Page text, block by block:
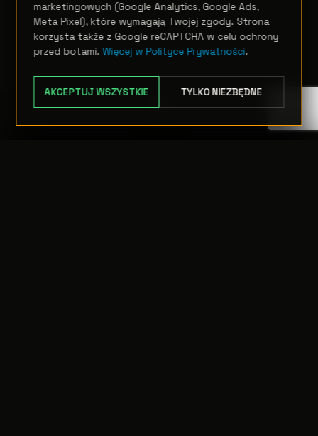
marketingowych (Google Analytics, Google Ads,
Meta Pixel), które wymagają Twojej zgody. Strona
korzysta także z Google reCAPTCHA w celu ochrony
przed botami.Więcej w Polityce Prywatności.
AKCEPTUJ WSZYSTKIE TYLKO NIEZBĘDNE